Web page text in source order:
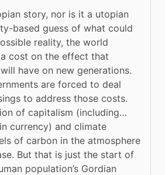
story, nor is it a utopian
based guess of what could
reality, the world
cost on the effect that
have on new generations.
are forced to deal
to address those costs.
of capitalism (including…
currency) and climate
of carbon in the atmosphere
But that is just the start of
population’s Gordian